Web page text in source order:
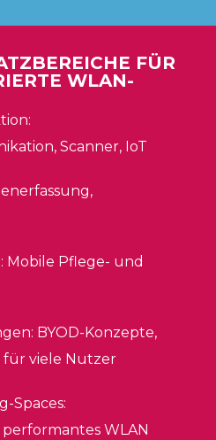
FÜR
WLAN-
Scanner, IoT
Mobile Pflege- und
BYOD-Konzepte,
für viele Nutzer
Spaces:
WLAN